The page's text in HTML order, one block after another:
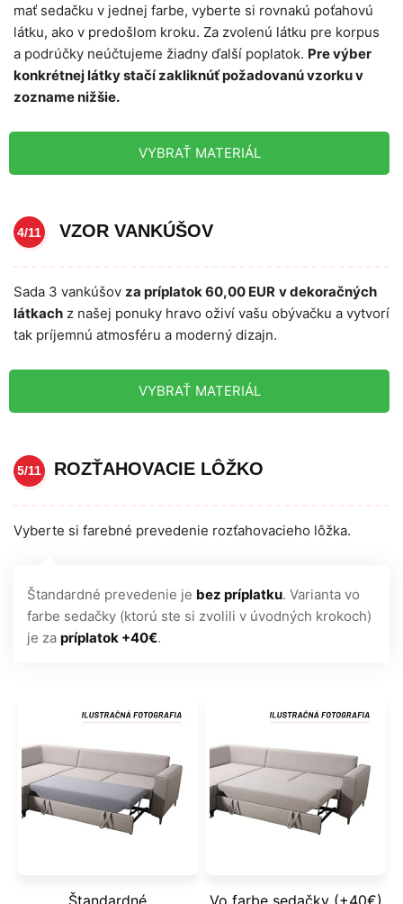
mať sedačku v jednej farbe, vyberte si rovnakú poťahovú
látku, ako v predošlom kroku. Za zvolenú látku pre korpus
a podrúčky neúčtujeme žiadny ďalší poplatok. Pre výber
konkrétnej látky stačí zakliknúť požadovanú vzorku v
zozname nižšie.
VYBRAŤ MATERIÁL
4/11 VZOR VANKÚŠOV
Sada 3 vankúšov za príplatok 60,00 EUR v dekoračných
látkach z našej ponuky hravo oživí vašu obývačku a vytvorí
tak príjemnú atmosféru a moderný dizajn.
VYBRAŤ MATERIÁL
5/11 ROZŤAHOVACIE LÔŽKO
Vyberte si farebné prevedenie rozťahovacieho lôžka.
Štandardné prevedenie je bez príplatku. Varianta vo
farbe sedačky (ktorú ste si zvolili v úvodných krokoch)
je za príplatok +40€.